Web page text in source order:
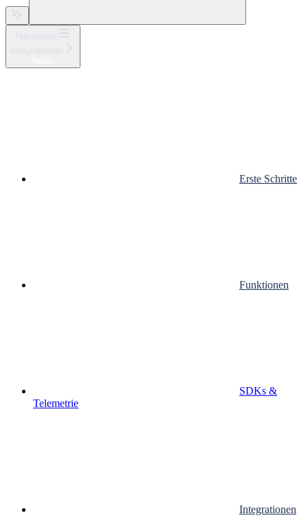
Erste Schritte
Funktionen
SDKs &
Telemetrie
Integrationen